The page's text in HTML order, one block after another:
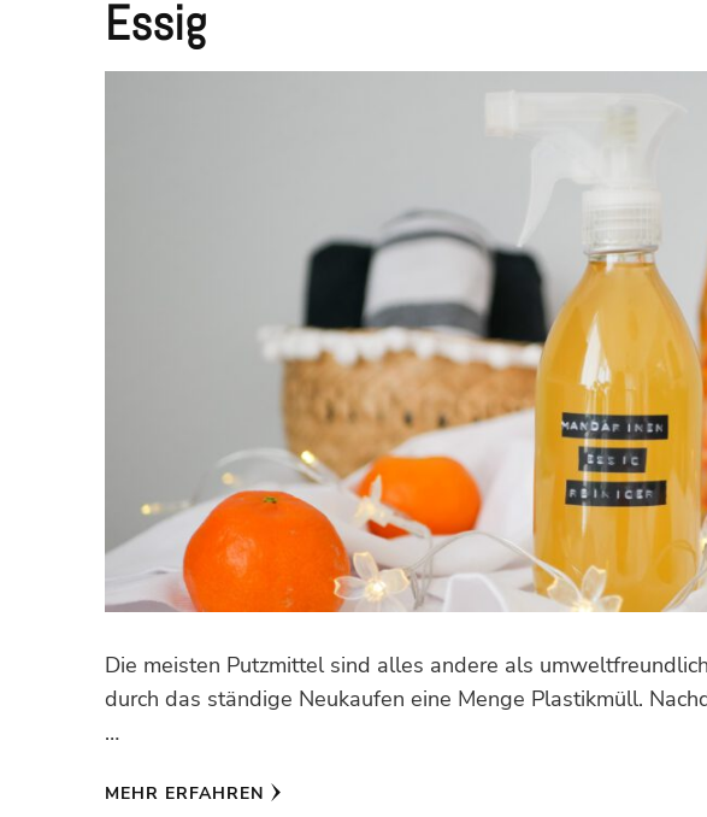
Essig
Die meisten Putzmittel sind alles andere als
durch das ständige Neukaufen eine Menge Plastikmüll.
…
MEHR ERFAHREN